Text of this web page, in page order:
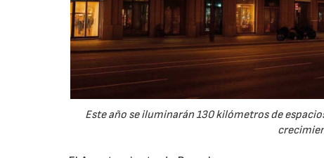
Este año se iluminarán 130 kilómetros de